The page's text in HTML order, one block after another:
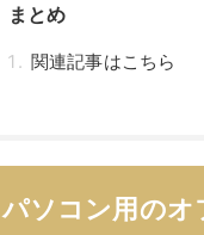
まとめ
関連記事はこちら
パソコン用のオ